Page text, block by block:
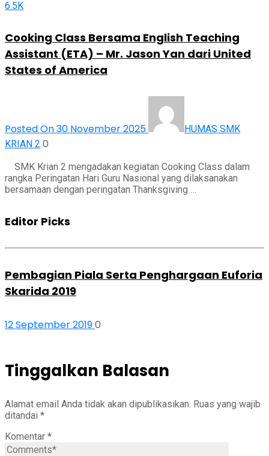
6.5K
Cooking Class Bersama English Teaching
Assistant (ETA) – Mr. Jason Yan dari United
States of America
Posted On 30 November 2025
HUMAS SMK
KRIAN 2 0
SMK Krian 2 mengadakan kegiatan Cooking Class dalam
rangka Peringatan Hari Guru Nasional yang dilaksanakan
bersamaan dengan peringatan Thanksgiving …
Editor Picks
Pembagian Piala Serta Penghargaan Euforia
Skarida 2019
12 September 20190
Tinggalkan Balasan
Alamat email Anda tidak akan dipublikasikan. Ruas yang wajib
ditandai *
Komentar *